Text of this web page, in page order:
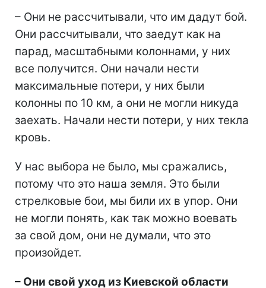
– Они не рассчитывали, что им дадут бой.
Они рассчитывали, что заедут как на
парад, масштабными колоннами, у них
все получится. Они начали нести
максимальные потери, у них были
колонны по 10 км, а они не могли никуда
заехать. Начали нести потери, у них текла
кровь.
У нас выбора не было, мы сражались,
потому что это наша земля. Это были
стрелковые бои, мы били их в упор. Они
не могли понять, как так можно воевать
за свой дом, они не думали, что это
произойдет.
– Они свой уход из Киевской области